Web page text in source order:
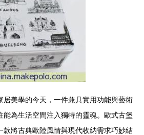
居美學的今天，一件兼具實用功能與藝術
能為生活空間注入獨特的靈魂。歐式古堡
款將古典歐陸風情與現代收納需求巧妙結